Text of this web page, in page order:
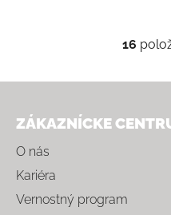
16
ZÁKAZNÍCKE
O nás
Kariéra
Vernostný program